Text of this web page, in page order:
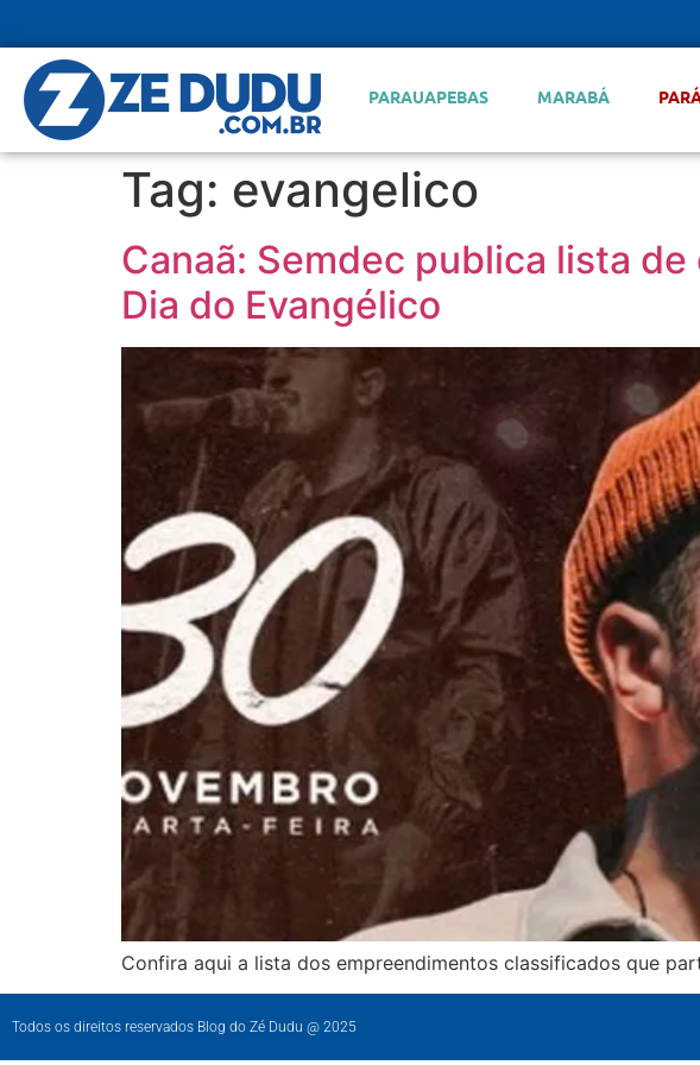
PARAUAPEBAS MARABÁ
Tag: evangelico
Canaã: Semdec publica lista
Dia do Evangélico
Confira aqui a lista dos empreendimentos classificados que
Todos os direitos reservados Blog do Zé Dudu @ 2025